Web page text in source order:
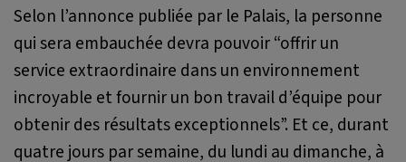
Selon l’annonce publiée par le Palais, la personne
qui sera embauchée devra pouvoir“offrir un
service extraordinaire dans un environnement
incroyable et fournir un bon travail d’équipe pour
obtenir des résultats exceptionnels”. Et ce, durant
quatre jours par semaine, du lundi au dimanche, à